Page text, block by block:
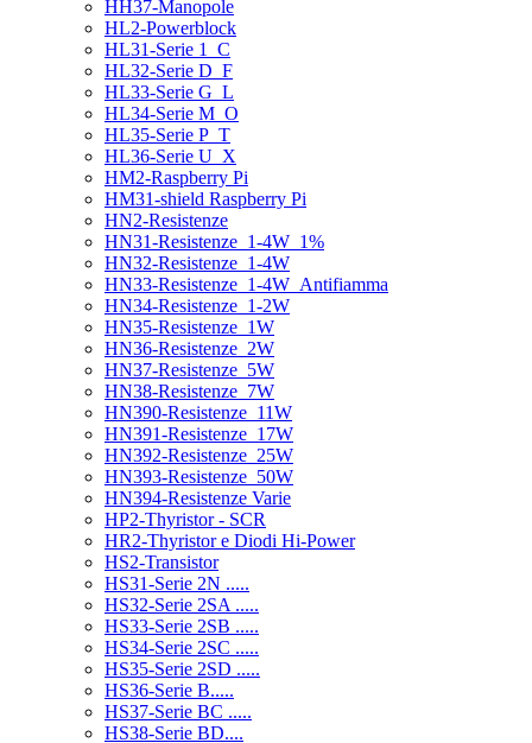
HH37-Manopole
HL2-Powerblock
HL31-Serie 1_C
HL32-Serie D_F
HL33-Serie G_L
HL34-Serie M_O
HL35-Serie P_T
HL36-Serie U_X
HM2-Raspberry Pi
HM31-shield Raspberry Pi
HN2-Resistenze
HN31-Resistenze_1-4W_1%
HN32-Resistenze_1-4W
HN33-Resistenze_1-4W_Antifiamma
HN34-Resistenze_1-2W
HN35-Resistenze_1W
HN36-Resistenze_2W
HN37-Resistenze_5W
HN38-Resistenze_7W
HN390-Resistenze_11W
HN391-Resistenze_17W
HN392-Resistenze_25W
HN393-Resistenze_50W
HN394-Resistenze Varie
HP2-Thyristor - SCR
HR2-Thyristor e Diodi Hi-Power
HS2-Transistor
HS31-Serie 2N .....
HS32-Serie 2SA .....
HS33-Serie 2SB .....
HS34-Serie 2SC .....
HS35-Serie 2SD .....
HS36-Serie B.....
HS37-Serie BC .....
HS38-Serie BD....